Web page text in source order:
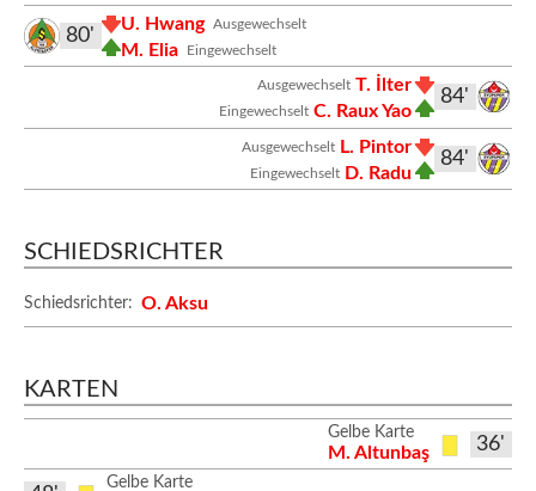
Ausgewechselt
U. Hwang
Eingewechselt
M. Elia
80'
84'
Ausgewechselt T. İlter
Eingewechselt C. Raux Yao
84'
Ausgewechselt L. Pintor
Eingewechselt D. Radu
SCHIEDSRICHTER
Schiedsrichter: O. Aksu
KARTEN
36'
Gelbe Karte
M. Altunbaş
Gelbe Karte